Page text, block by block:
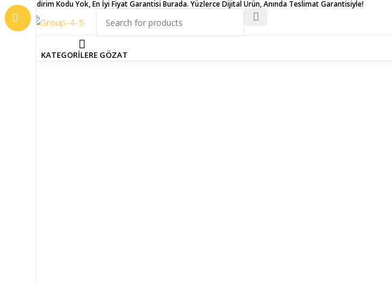
İndirim Kodu Yok, En İyi Fiyat Garantisi Burada. Yüzlerce Dijital Ürün, Anında Teslimat Garantisiyle!
KATEGORİLERE GÖZAT
Ana Sayfa Antivirüs Lisansları
Eset Essential Security
Back to products